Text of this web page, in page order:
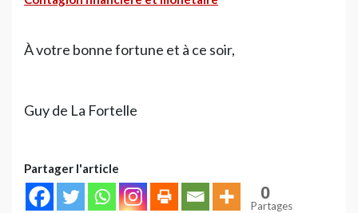
À votre bonne fortune et à ce soir,
Guy de La Fortelle
Partager l'article
0
Partages